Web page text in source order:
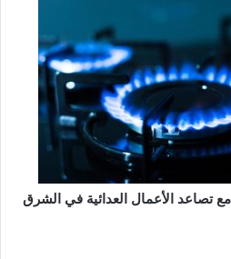
تصاعد الأعمال العدائية في الشرق